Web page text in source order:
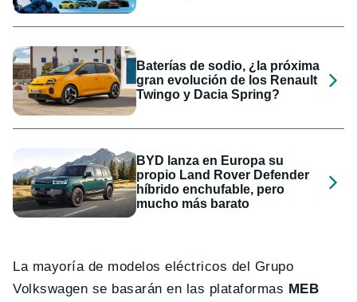
Baterías de sodio, ¿la próxima
gran evolución de los Renault
Twingo y Dacia Spring?
BYD lanza en Europa su
propio Land Rover Defender
híbrido enchufable, pero
mucho más barato
La mayoría de modelos eléctricos del Grupo
Volkswagen se basarán en las plataformas MEB